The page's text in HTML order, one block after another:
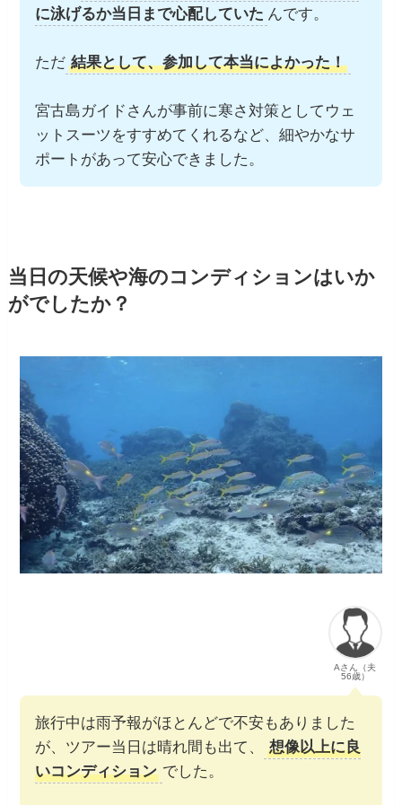
に泳げるか当日まで心配していた んです。
ただ 結果として、参加して本当によかった！
宮古島ガイドさんが事前に寒さ対策としてウェ
ットスーツをすすめてくれるなど、細やかなサ
ポートがあって安心できました。
当日の天候や海のコンディションはいか
がでしたか？
Aさん（夫
56歳）
旅行中は雨予報がほとんどで不安もありました
が、ツアー当日は晴れ間も出て、
想像以上に良
いコンディション でした。